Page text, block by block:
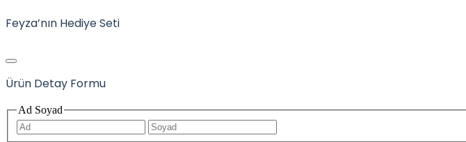
Feyza’nın Hediye Seti
Ürün Detay Formu
Ad Soyad
İlk